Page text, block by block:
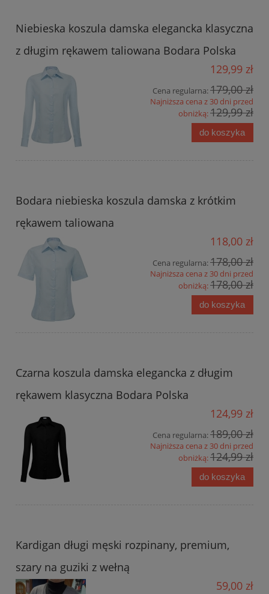
Niebieska koszula damska elegancka klasyczna
z długim rękawem taliowana Bodara Polska
129,99 zł
Cena regularna:179,00 zł
Najniższa cena z 30 dni przed
obniżką:129,99 zł
do koszyka
Bodara niebieska koszula damska z krótkim
rękawem taliowana
118,00 zł
Cena regularna:178,00 zł
Najniższa cena z 30 dni przed
obniżką:178,00 zł
do koszyka
Czarna koszula damska elegancka z długim
rękawem klasyczna Bodara Polska
124,99 zł
Cena regularna:189,00 zł
Najniższa cena z 30 dni przed
obniżką:124,99 zł
do koszyka
Kardigan długi męski rozpinany, premium,
szary na guziki z wełną
59,00 zł